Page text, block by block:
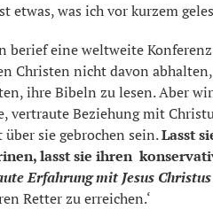
etwas, was ich vor kurzem
berief eine weltweite
Christen nicht davon
ihre Bibeln zu lesen. Aber
vertraute Beziehung mit
über sie gebrochen sein.Lasst
lasst sie ihren
Erfahrung mit Jesus
Retter zu erreichen.‘